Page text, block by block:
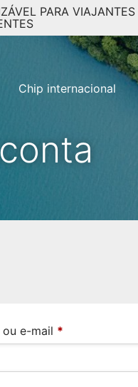
PARA VIAJANTES
Chip internacional
e-mail *